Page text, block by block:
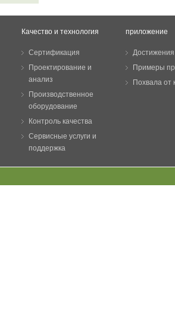
Качество и технология
Сертификация
Проектирование и
анализ
Производственное
оборудование
Контроль качества
Сервисные услуги и
поддержка
приложение
Примеры
Похвала от